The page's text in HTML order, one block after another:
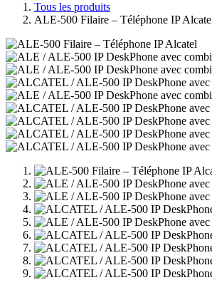
Tous les produits
ALE-500 Filaire – Téléphone IP